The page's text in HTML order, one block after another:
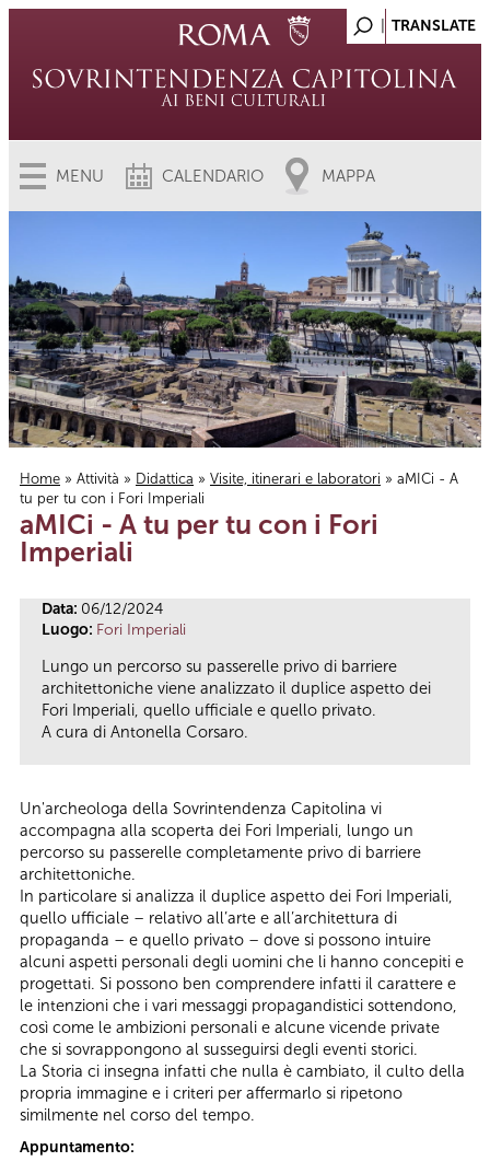
MENU CALENDARIO MAPPA
Tu sei qui
Home » Attività » Didattica » Visite, itinerari e laboratori » aMICi - A
tu per tu con i Fori Imperiali
aMICi - A tu per tu con i Fori
Imperiali
Data: 06/12/2024
Luogo: Fori Imperiali
Lungo un percorso su passerelle privo di barriere
architettoniche viene analizzato il duplice aspetto dei
Fori Imperiali, quello ufficiale e quello privato.
A cura di Antonella Corsaro.
Un'archeologa della Sovrintendenza Capitolina vi
accompagna alla scoperta dei Fori Imperiali, lungo un
percorso su passerelle completamente privo di barriere
architettoniche.
In particolare si analizza il duplice aspetto dei Fori Imperiali,
quello ufficiale – relativo all’arte e all’architettura di
propaganda – e quello privato – dove si possono intuire
alcuni aspetti personali degli uomini che li hanno concepiti e
progettati. Si possono ben comprendere infatti il carattere e
le intenzioni che i vari messaggi propagandistici sottendono,
così come le ambizioni personali e alcune vicende private
che si sovrappongono al susseguirsi degli eventi storici.
La Storia ci insegna infatti che nulla è cambiato, il culto della
propria immagine e i criteri per affermarlo si ripetono
similmente nel corso del tempo.
Appuntamento: